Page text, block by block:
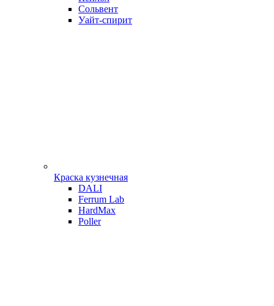
Сольвент
Уайт-спирит
Краска кузнечная
DALI
Ferrum Lab
HardMax
Poller